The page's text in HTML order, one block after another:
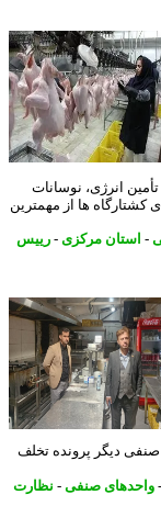
مرکزی گفت: 3 حوزه تأمین انرژی، نوسانات
ها از مهمترین
مرکزی - رییس
ساعته صادر و برای 5 واحد صنفی دیگر پرونده تخلف
صنفی-نظارت